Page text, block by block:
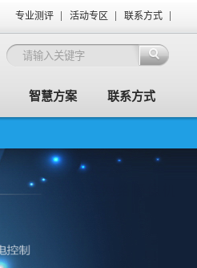
专业测评 活动专区 联系方式
智慧方案 联系方式